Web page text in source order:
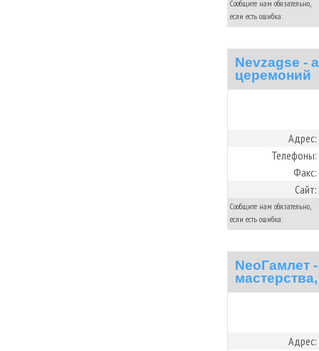
Сообщите нам обязательно,
если есть ошибка:
Nevzagse -
церемоний
Адрес:
Телефоны:
Факс:
Сайт:
Сообщите нам обязательно,
если есть ошибка:
NeoГамлет
Адрес: